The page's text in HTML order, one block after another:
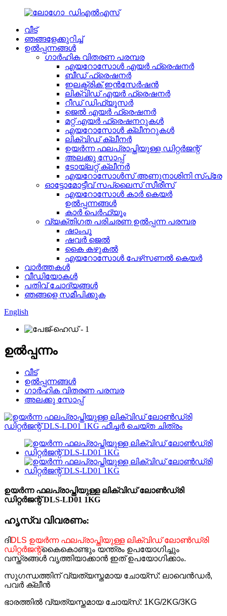
വീട്
ഞങ്ങളേക്കുറിച്ച്
ഉൽപ്പന്നങ്ങൾ
ഗാർഹിക വിതരണ പരമ്പര
എയറോസോൾ എയർ ഫ്രെഷനർ
ബീഡ് ഫ്രെഷനർ
ഇലക്ട്രിക് ഇൻസേർഷൻ
ലിക്വിഡ് എയർ ഫ്രെഷനർ
റീഡ് ഡിഫ്യൂസർ
ജെൽ എയർ ഫ്രെഷനർ
മറ്റ് എയർ ഫ്രെഷനറുകൾ
എയറോസോൾ ക്ലീനറുകൾ
ലിക്വിഡ് ക്ലീനർ
ഉയർന്ന ഫലപ്രാപ്തിയുള്ള ഡിറ്റർജന്റ്
അലക്കു സോപ്പ്
ടോയ്‌ലറ്റ് ക്ലീനർ
എയറോസോൾസ് അണുനാശിനി സ്പ്രേ
ഓട്ടോമോട്ടീവ് സപ്ലൈസ് സീരീസ്
എയറോസോൾ കാർ കെയർ
ഉൽപ്പന്നങ്ങൾ
കാർ പെർഫ്യൂം
വ്യക്തിഗത പരിചരണ ഉൽപ്പന്ന പരമ്പര
ഷാംപൂ
ഷവർ ജെൽ
കൈ കഴുകൽ
എയറോസോൾ പേഴ്‌സണൽ കെയർ
വാർത്തകൾ
വീഡിയോകൾ
പതിവ് ചോദ്യങ്ങൾ
ഞങ്ങളെ സമീപിക്കുക
English
ഉൽപ്പന്നം
വീട്
ഉൽപ്പന്നങ്ങൾ
ഗാർഹിക വിതരണ പരമ്പര
അലക്കു സോപ്പ്
ഉയർന്ന ഫലപ്രാപ്തിയുള്ള ലിക്വിഡ് ലോൺ‌ഡ്രി
ഡിറ്റർജന്റ് DLS-LD01 1KG
ഹൃസ്വ വിവരണം:
ദിDLS ഉയർന്ന ഫലപ്രാപ്തിയുള്ള ലിക്വിഡ് ലോൺ‌ഡ്രി
ഡിറ്റർജന്റ്കൈകൊണ്ടും യന്ത്രം ഉപയോഗിച്ചും
വസ്ത്രങ്ങൾ വൃത്തിയാക്കാൻ ഇത് ഉപയോഗിക്കാം.
സുഗന്ധത്തിന് വ്യത്യസ്തമായ ചോയ്‌സ്: ലാവെൻഡർ,
പവർ ക്ലീൻ
ഭാരത്തിൽ വ്യത്യസ്തമായ ചോയ്‌സ്: 1KG/2KG/3KG